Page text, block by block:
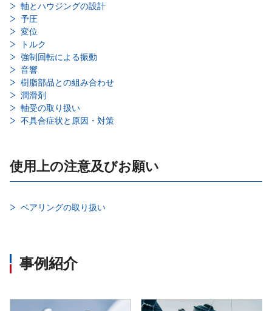
軸とハウジングの設計
予圧
変位
トルク
強制回転による振動
音響
樹脂部品との組み合わせ
潤滑剤
軸受の取り扱い
不具合症状と原因・対策
使用上の注意及びお願い
ベアリングの取り扱い
事例紹介